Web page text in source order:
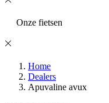
Onze fietsen
Home
Dealers
Apuvaline avux